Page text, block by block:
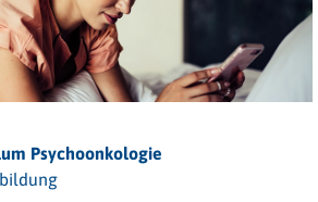
Psychoonkologie